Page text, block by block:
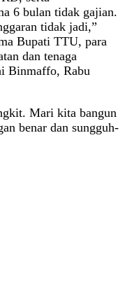
6 bulan tidak gajian.
tidak jadi,”
Bupati TTU, para
dan tenaga
Binmaffo, Rabu
Mari kita bangun
benar dan sungguh-